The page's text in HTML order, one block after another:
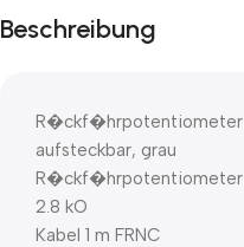
Beschreibung
R�ckf�hrpotentiometer
aufsteckbar, grau
R�ckf�hrpotentiometer
2.8 kO
Kabel 1 m FRNC